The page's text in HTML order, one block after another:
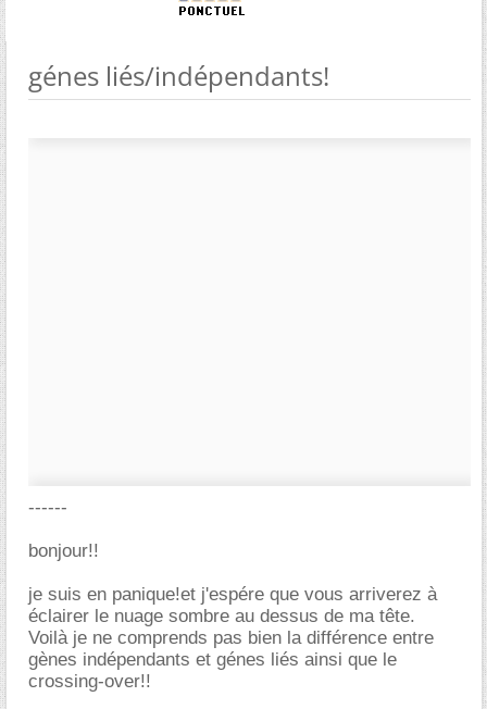
génes liés/indépendants!
------
bonjour!!
je suis en panique!et j'espére que vous arriverez à
éclairer le nuage sombre au dessus de ma tête.
Voilà je ne comprends pas bien la différence entre
gènes indépendants et génes liés ainsi que le
crossing-over!!